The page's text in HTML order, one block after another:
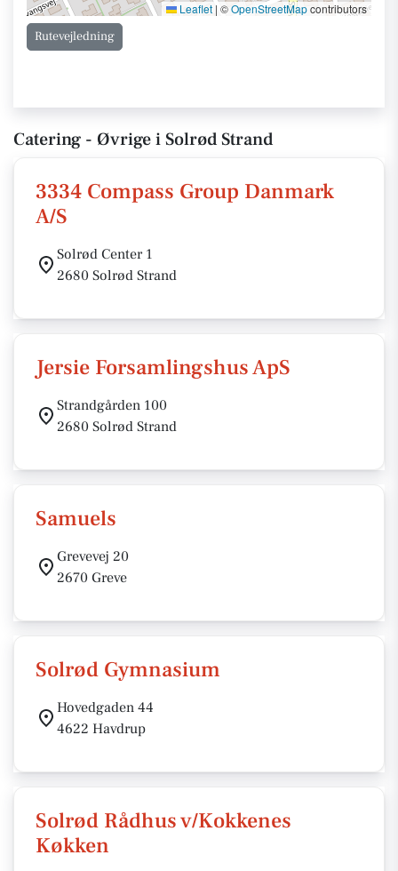
Leaflet | ©OpenStreetMapcontributors
Rutevejledning
Catering - Øvrige i Solrød Strand
3334 Compass Group Danmark
A/S
Solrød Center 1
2680 Solrød Strand
Jersie Forsamlingshus ApS
Strandgården 100
2680 Solrød Strand
Samuels
Grevevej 20
2670 Greve
Solrød Gymnasium
Hovedgaden 44
4622 Havdrup
Solrød Rådhus v/Kokkenes
Køkken